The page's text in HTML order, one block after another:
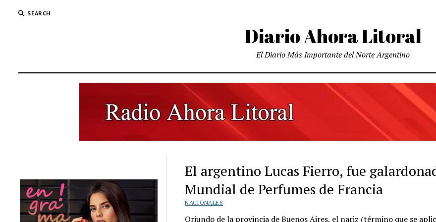
SEARCH
Diario Ahora Litoral
El Diario Más Importante del Norte Argentino
El argentino Lucas Fierro, fue
Mundial de Perfumes de Francia
NACIONALES
Oriundo de la provincia de Buenos Aires, el nariz (término que se